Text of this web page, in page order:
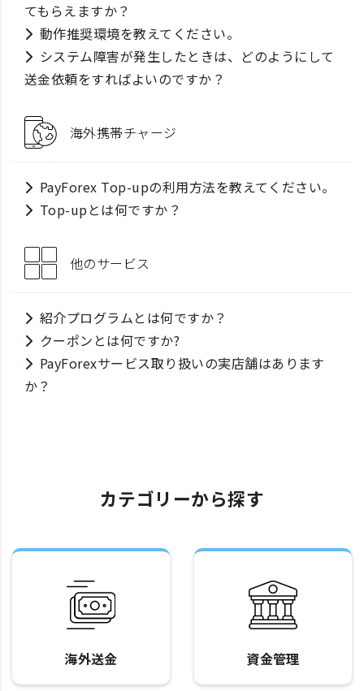
てもらえますか？
動作推奨環境を教えてください。
システム障害が発生したときは、どのようにして
送金依頼をすればよいのですか？
海外携帯チャージ
PayForex Top-upの利用方法を教えてください。
Top-upとは何ですか？
他のサービス
紹介プログラムとは何ですか？
クーポンとは何ですか?
PayForexサービス取り扱いの実店舗はあります
か？
カテゴリーから探す
海外送金 資金管理